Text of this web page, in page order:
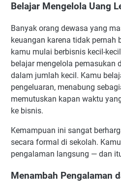
FAQ (Pertanyaan yang Sering
1. Apakah pelajar benar-
modal?
2. Bisnis apa yang paling
atau SMA?
3. Bagaimana cara
pelajar tanpa pengalaman?
4. Apakah bisnis online
5. Berapa modal yang
6. Bisakah berbisnis sambil
7. Berapa lama sebelum
9. Platform mana yang
Belajar Mengelola Uang
Banyak orang dewasa yang
keuangan karena tidak pernah
kamu mulai berbisnis kecil-
belajar mengelola pemasukan
dalam jumlah kecil. Kamu
pengeluaran, menabung
memutuskan kapan waktu
ke bisnis.
Kemampuan ini sangat
secara formal di sekolah.
pengalaman langsung — dan
Menambah Pengalaman